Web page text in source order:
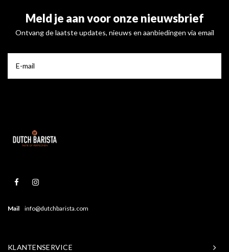
Meld je aan voor onze nieuwsbrief
Ontvang de laatste updates, nieuws en aanbiedingen via email
Mail info@dutchbarista.com
KLANTENSERVICE